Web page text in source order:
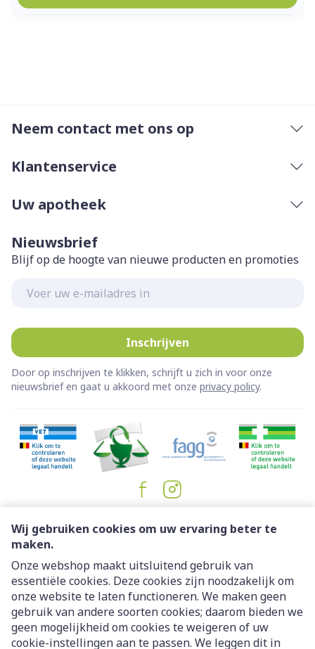
Wij gebruiken cookies om uw ervaring beter te
maken.
Onze webshop maakt uitsluitend gebruik van
essentiële cookies. Deze cookies zijn noodzakelijk om
onze website te laten functioneren. We maken geen
gebruik van andere soorten cookies; daarom bieden we
geen mogelijkheid om cookies te weigeren of uw
cookie-instellingen aan te passen. We leggen dit in
Neem contact met ons op
Klantenservice
Uw apotheek
Nieuwsbrief
Blijf op de hoogte van nieuwe producten en promoties
Inschrijven
Door op inschrijven te klikken, schrijft u zich in voor onze
nieuwsbrief en gaat u akkoord met onze privacy policy.
Juridische links